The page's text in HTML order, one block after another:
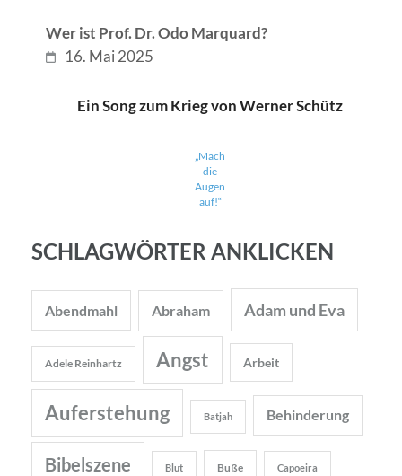
Wer ist Prof. Dr. Odo Marquard?
16. Mai 2025
Ein Song zum Krieg von Werner Schütz
„Mach
die
Augen
auf!“
SCHLAGWÖRTER ANKLICKEN
Abendmahl Abraham Adam und Eva
Adele Reinhartz Angst Arbeit
Auferstehung Batjah Behinderung
Bibelszene Blut Buße Capoeira